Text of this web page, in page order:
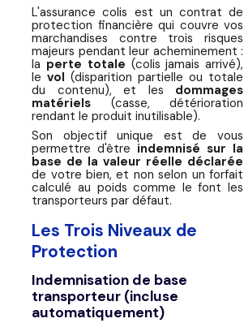
L'assurance colis est un contrat de
protection financière qui couvre vos
marchandises contre trois risques
majeurs pendant leur acheminement :
la perte totale (colis jamais arrivé),
levol (disparition partielle ou totale
du contenu), et les dommages
matériels (casse, détérioration
rendant le produit inutilisable).
Son objectif unique est de vous
permettre d'être indemnisé sur la
base de la valeur réelle déclarée
de votre bien, et non selon un forfait
calculé au poids comme le font les
transporteurs par défaut.
Les Trois Niveaux de
Protection
Indemnisation de base
transporteur (incluse
automatiquement)